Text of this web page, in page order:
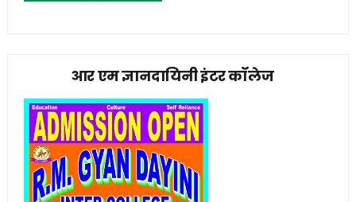
आर एम ज्ञानदायिनी इंटर कॉलेज